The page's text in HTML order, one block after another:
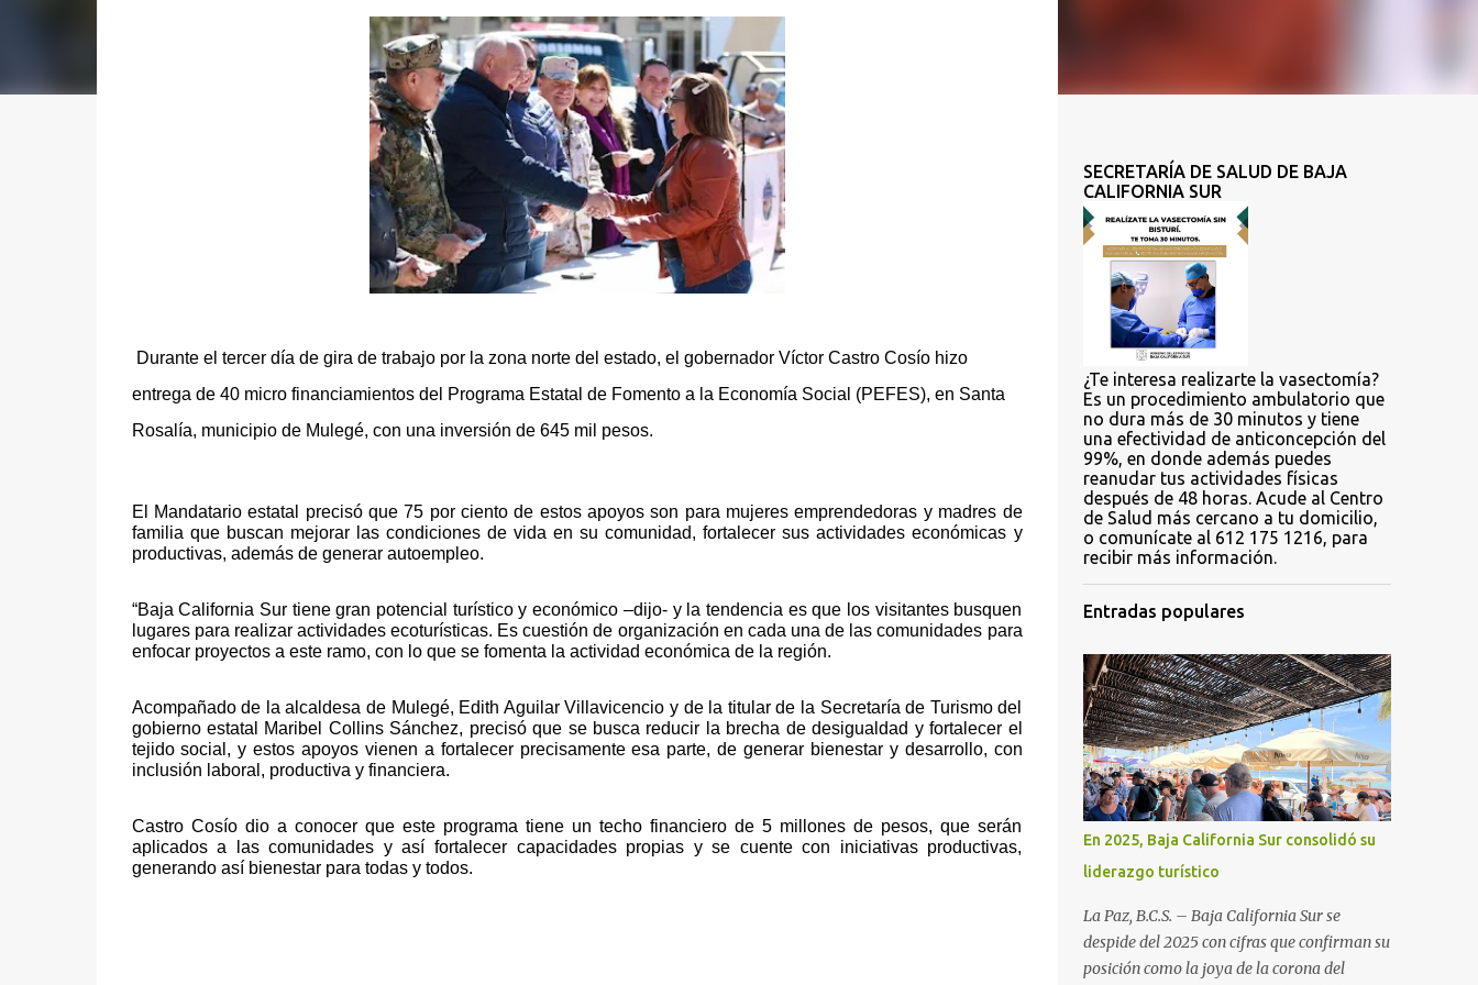
Durante el tercer día de gira de trabajo por la zona norte del estado, el gobernador Víctor Castro Cosío hizo
entrega de 40 micro financiamientos del Programa Estatal de Fomento a la Economía Social (PEFES), en Santa
Rosalía, municipio de Mulegé, con una inversión de 645 mil pesos.
El Mandatario estatal precisó que 75 por ciento de estos apoyos son para mujeres emprendedoras y madres de
familia que buscan mejorar las condiciones de vida en su comunidad, fortalecer sus actividades económicas y
productivas, además de generar autoempleo.
“Baja California Sur tiene gran potencial turístico y económico –dijo- y la tendencia es que los visitantes busquen
lugares para realizar actividades ecoturísticas. Es cuestión de organización en cada una de las comunidades para
enfocar proyectos a este ramo, con lo que se fomenta la actividad económica de la región.
Acompañado de la alcaldesa de Mulegé, Edith Aguilar Villavicencio y de la titular de la Secretaría de Turismo del
gobierno estatal Maribel Collins Sánchez, precisó que se busca reducir la brecha de desigualdad y fortalecer el
tejido social, y estos apoyos vienen a fortalecer precisamente esa parte, de generar bienestar y desarrollo, con
inclusión laboral, productiva y financiera.
Castro Cosío dio a conocer que este programa tiene un techo financiero de 5 millones de pesos, que serán
aplicados a las comunidades y así fortalecer capacidades propias y se cuente con iniciativas productivas,
generando así bienestar para todas y todos.
SECRETARÍA DE SALUD DE BAJA
CALIFORNIA SUR
¿Te interesa realizarte la vasectomía?
Es un procedimiento ambulatorio que
no dura más de 30 minutos y tiene
una efectividad de anticoncepción del
99%, en donde además puedes
reanudar tus actividades físicas
después de 48 horas. Acude al Centro
de Salud más cercano a tu domicilio,
o comunícate al 612 175 1216, para
recibir más información.
Entradas populares
En 2025, Baja California Sur consolidó su
liderazgo turístico
La Paz, B.C.S. – Baja California Sur se
despide del 2025 con cifras que confirman su
posición como la joya de la corona del